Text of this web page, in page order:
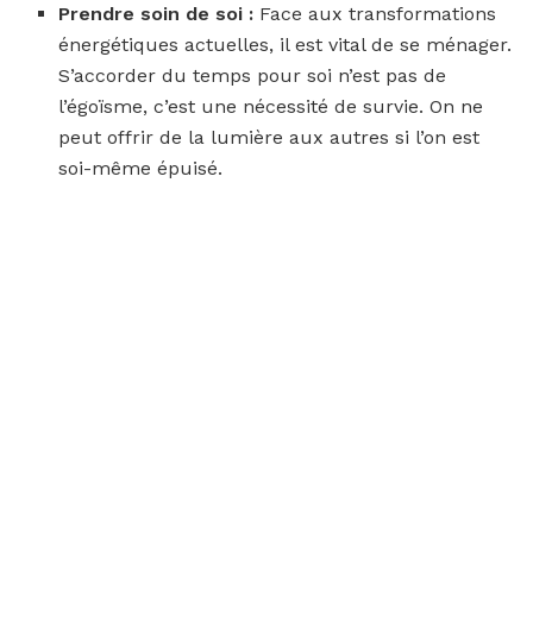
Prendre soin de soi : Face aux transformations
énergétiques actuelles, il est vital de se ménager.
S’accorder du temps pour soi n’est pas de
l’égoïsme, c’est une nécessité de survie. On ne
peut offrir de la lumière aux autres si l’on est
soi-même épuisé.